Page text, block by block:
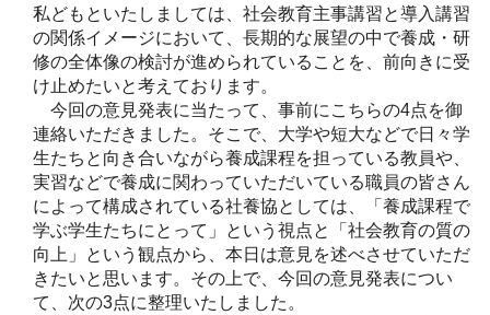
私どもといたしましては、社会教育主事講習と導入講習
の関係イメージにおいて、長期的な展望の中で養成・研
修の全体像の検討が進められていることを、前向きに受
け止めたいと考えております。
今回の意見発表に当たって、事前にこちらの4点を御
連絡いただきました。そこで、大学や短大などで日々学
生たちと向き合いながら養成課程を担っている教員や、
実習などで養成に関わっていただいている職員の皆さん
によって構成されている社養協としては、「養成課程で
学ぶ学生たちにとって」という視点と「社会教育の質の
向上」という観点から、本日は意見を述べさせていただ
きたいと思います。その上で、今回の意見発表につい
て、次の3点に整理いたしました。